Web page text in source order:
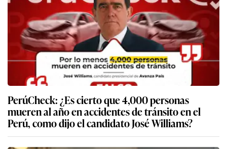
PerúCheck: ¿Es cierto que 4,000 personas
mueren al año en accidentes de tránsito en el
Perú, como dijo el candidato José Williams?